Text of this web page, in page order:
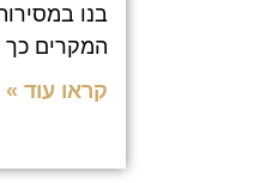
בנו
המקרים כך
קראו עוד »